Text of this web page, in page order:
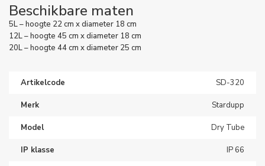
Beschikbare maten
5L – hoogte 22 cm x diameter 18 cm
12L – hoogte 45 cm x diameter 18 cm
20L – hoogte 44 cm x diameter 25 cm
Artikelcode SD-320
Merk Stardupp
Model Dry Tube
IP klasse IP 66